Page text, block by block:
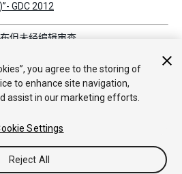
GDC 2012
但未经编辑审查
Publication 2017.1
you agree to the storing of
to enhance site navigation,
assist in our marketing efforts.
Settings
Reject All